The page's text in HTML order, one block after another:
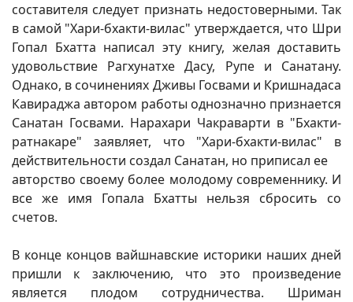
составителя следует признать недостоверными. Так
в самой "Хари-бхакти-вилас" утверждается, что Шри
Гопал Бхатта написал эту книгу, желая доставить
удовольствие Рагхунатхе Дасу, Рупе и Санатану.
Однако, в сочинениях Дживы Госвами и Кришнадаса
Кавираджа автором работы однозначно признается
Санатан Госвами. Нарахари Чакраварти в "Бхакти-
ратнакаре" заявляет, что "Хари-бхакти-вилас" в
действительности создал Санатан, но приписал ее
авторство своему более молодому современнику. И
все же имя Гопала Бхатты нельзя сбросить со
счетов.
В конце концов вайшнавские историки наших дней
пришли к заключению, что это произведение
является плодом сотрудничества. Шриман